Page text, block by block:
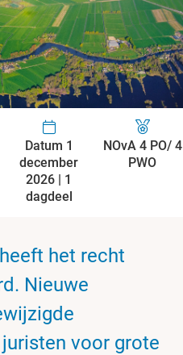
Datum 1
december
2026 | 1
dagdeel
NOvA 4 PO/ 4
PWO
het recht
Nieuwe
voor grote